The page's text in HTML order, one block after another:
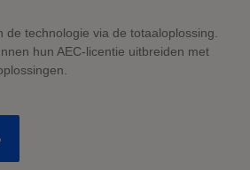
de technologie via de totaaloplossing.
hun AEC-licentie uitbreiden met